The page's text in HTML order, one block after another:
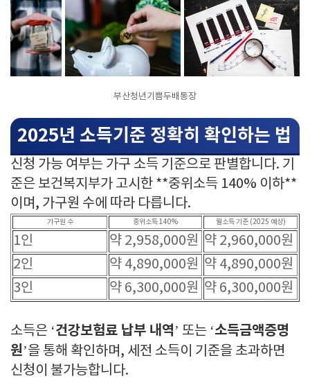
부산청년기쁨두배통장
2025년 소득기준 정확히 확인하는 법
신청 가능 여부는 가구 소득 기준으로 판별합니다. 기
준은 보건복지부가 고시한 **중위소득 140% 이하**
이며, 가구원 수에 따라 다릅니다.
가구원 수 중위소득 140% 월소득 기준 (2025 예상)
1인 약 2,958,000원 약 2,960,000원
2인
약 4,890,000원 약 4,890,000원
3인
약 6,300,000원 약 6,300,000원
소득은 ‘건강보험료 납부 내역’ 또는 ‘소득금액증명
원’을 통해 확인하며, 세전 소득이 기준을 초과하면
신청이 불가능합니다.